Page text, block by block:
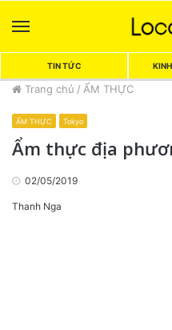
TIN TỨC
Trang chủ / ẨM THỰC
ẨM THỰC Tokyo
Ẩm thực địa
02/05/2019
Thanh Nga